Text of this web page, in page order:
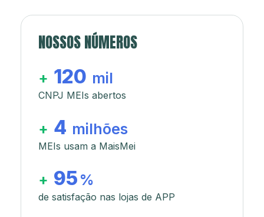
NOSSOS NÚMEROS
+ 120 mil
CNPJ MEIs abertos
+ 4 milhões
MEIs usam a MaisMei
+ 95 %
de satisfação nas lojas de APP